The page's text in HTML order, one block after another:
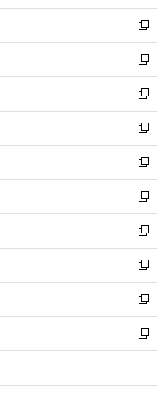
開
く
ウ
で
開
く
ン
ド
ウ
で
開
く
ウ
ィ
ン
ド
ウ
で
開
く
新
し
い
ウ
ィ
ン
ド
ウ
で
開
く
新
し
い
ウ
ィ
ン
ド
ウ
で
開
く
新
し
い
ウ
ィ
ン
ド
ウ
で
開
く
新
し
い
ウ
ィ
ン
ド
ウ
で
開
く
新
し
い
ウ
ィ
ン
ド
ウ
で
開
く
新
し
い
ウ
ィ
ン
ド
ウ
で
開
新
し
い
ウ
ィ
ン
ド
ウ
開
新
し
い
ウ
ィ
ン
ウ
新
し
い
ウ
ン
新
し
ウ